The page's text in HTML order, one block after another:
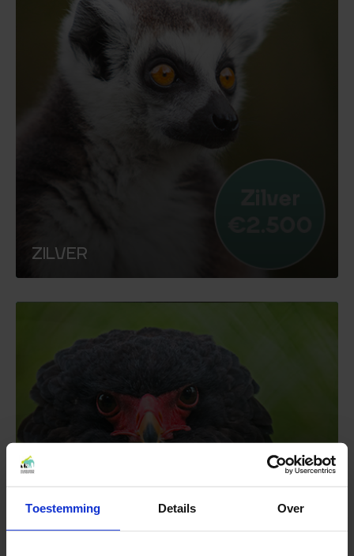
Toestemming Details Over
ZILVER